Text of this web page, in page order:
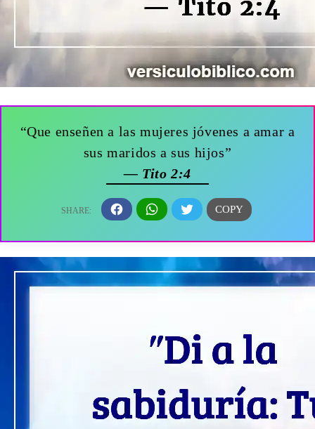
“Que enseñen a las mujeres jóvenes a amar a
sus maridos a sus hijos”
— Tito 2:4